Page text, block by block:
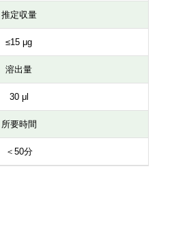
推定収量
≤15 μg
溶出量
30 μl
所要時間
＜50分